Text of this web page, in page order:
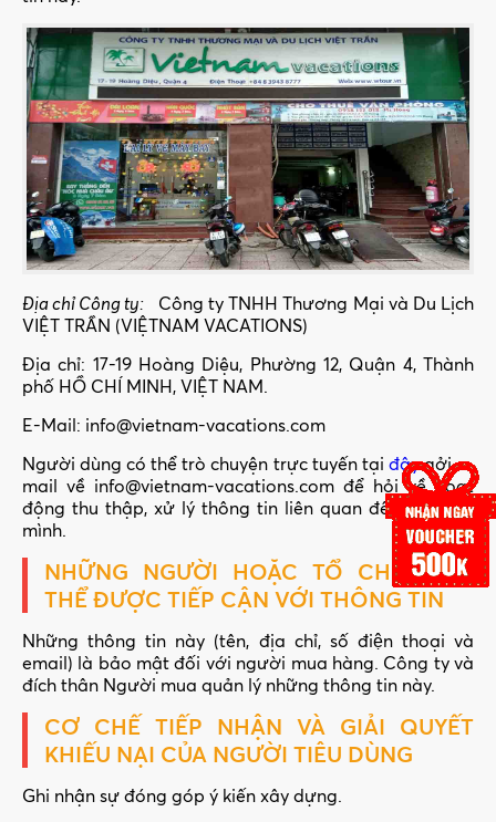
Địa chỉ Công ty: Công ty TNHH Thương Mại và Du Lịch
VIỆT TRẦN (VIỆTNAM VACATIONS)
Địa chỉ: 17-19 Hoàng Diệu, Phường 12, Quận 4, Thành
phố HỒ CHÍ MINH, VIỆT NAM.
E-Mail: info@vietnam-vacations.com
Người dùng có thể trò chuyện trực tuyến tại đâygởi e-
mail về info@vietnam-vacations.com để hỏi về hoạt
động thu thập, xử lý thông tin liên quan đến cá nhân
mình.
NHỮNG NGƯỜI HOẶC TỔ CHỨC CÓ
THỂ ĐƯỢC TIẾP CẬN VỚI THÔNG TIN
Những thông tin này (tên, địa chỉ, số điện thoại và
email) là bảo mật đối với người mua hàng. Công ty và
đích thân Người mua quản lý những thông tin này.
CƠ CHẾ TIẾP NHẬN VÀ GIẢI QUYẾT
KHIẾU NẠI CỦA NGƯỜI TIÊU DÙNG
Ghi nhận sự đóng góp ý kiến xây dựng.